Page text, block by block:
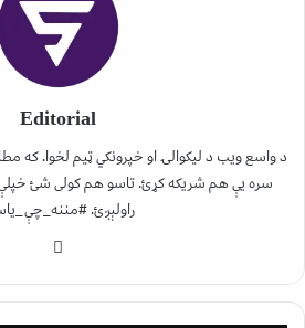
Editorial
د واسع ویب د لیکوالۍ او خپرونکي ټیم لخوا. که
سره یې هم شریکه کړئ. تاسو هم کولی شئ خپلې
راولېږئ.